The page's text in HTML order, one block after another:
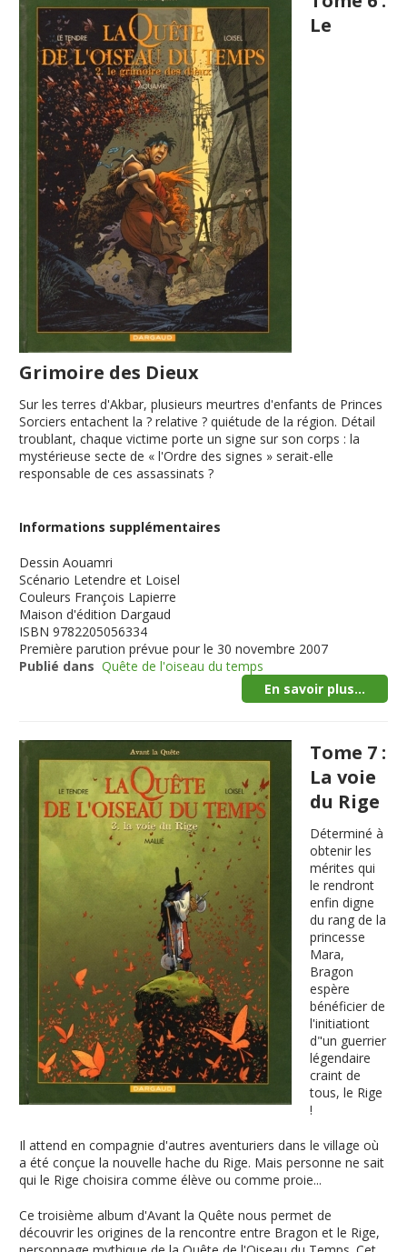
Le
Grimoire des Dieux
Sur les terres d'Akbar, plusieurs meurtres d'enfants de Princes
Sorciers entachent la ? relative ? quiétude de la région. Détail
troublant, chaque victime porte un signe sur son corps : la
mystérieuse secte de « l'Ordre des signes » serait-elle
responsable de ces assassinats ?
Informations supplémentaires
Dessin Aouamri
Scénario Letendre et Loisel
Couleurs François Lapierre
Maison d'édition Dargaud
ISBN 9782205056334
Première parution prévue pour le 30 novembre 2007
Publié dans Quête de l'oiseau du temps
En savoir plus...
Tome 7 :
La voie
du Rige
Déterminé à
obtenir les
mérites qui
le rendront
enfin digne
du rang de la
princesse
Mara,
Bragon
espère
bénéficier de
l'initiationt
d"un guerrier
légendaire
craint de
tous, le Rige
!
Il attend en compagnie d'autres aventuriers dans le village où
a été conçue la nouvelle hache du Rige. Mais personne ne sait
qui le Rige choisira comme élève ou comme proie...
Ce troisième album d'Avant la Quête nous permet de
découvrir les origines de la rencontre entre Bragon et le Rige,